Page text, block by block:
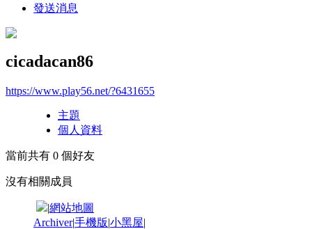
發送消息
cicadacan86
https://www.play56.net/?6431655
主題
個人資料
當前共有 0 個好友
沒有相關成員
|網站地圖
Archiver|手機版|小黑屋|